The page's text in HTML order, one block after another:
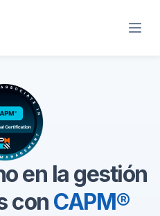
en la gestión
con CAPM®